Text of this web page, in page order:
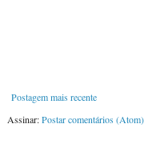
Postagem mais recente
Assinar:Postar comentários (Atom)